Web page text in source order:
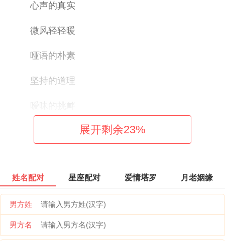
心声的真实
微风轻轻暖
哑语的朴素
坚持的道理
一笑一倾城
正好五个字
尘埃定一季
展开剩余23%
姓名配对 星座配对 爱情塔罗 月老姻缘
男方姓
男方名